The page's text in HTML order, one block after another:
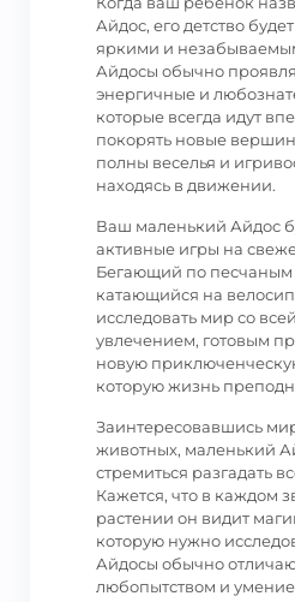
Айдос, его детство
яркими и
Айдосы обычно
энергичные и
которые всегда идут
покорять новые
полны веселья и
находясь в движении.
Ваш маленький Айдос
активные игры на
Бегающий по
катающийся на
исследовать мир со
увлечением, готовым
новую
которую жизнь
Заинтересовавшись
животных, маленький
стремиться разгадать
Кажется, что в каждом
растении он видит
которую нужно
Айдосы обычно
любопытством и